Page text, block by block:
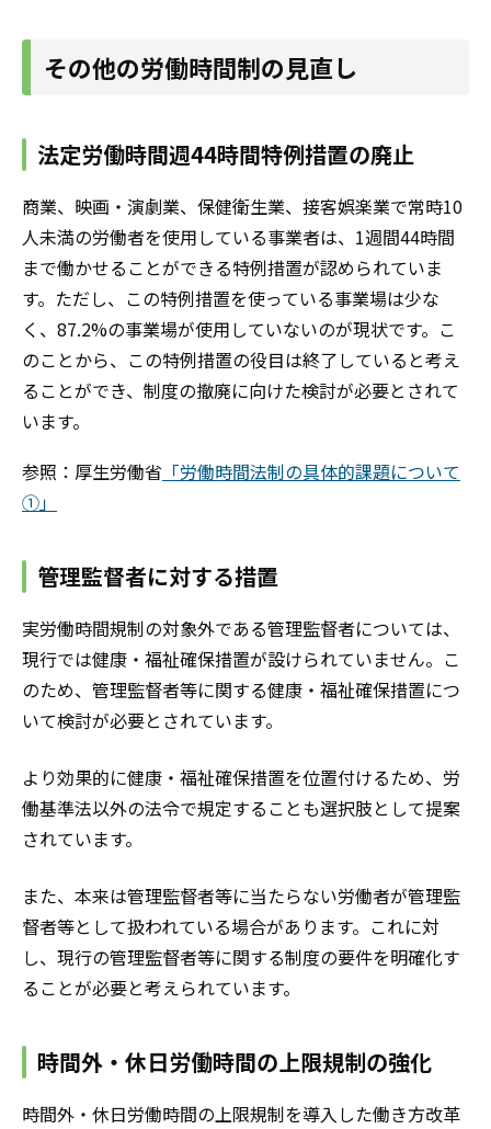
その他の労働時間制の見直し
法定労働時間週44時間特例措置の廃止
商業、映画・演劇業、保健衛生業、接客娯楽業で常時10
人未満の労働者を使用している事業者は、1週間44時間
まで働かせることができる特例措置が認められていま
す。ただし、この特例措置を使っている事業場は少な
く、87.2%の事業場が使用していないのが現状です。こ
のことから、この特例措置の役目は終了していると考え
ることができ、制度の撤廃に向けた検討が必要とされて
います。
参照：厚生労働省 「労働時間法制の具体的課題について
①」
管理監督者に対する措置
実労働時間規制の対象外である管理監督者については、
現行では健康・福祉確保措置が設けられていません。こ
のため、管理監督者等に関する健康・福祉確保措置につ
いて検討が必要とされています。
より効果的に健康・福祉確保措置を位置付けるため、労
働基準法以外の法令で規定することも選択肢として提案
されています。
また、本来は管理監督者等に当たらない労働者が管理監
督者等として扱われている場合があります。これに対
し、現行の管理監督者等に関する制度の要件を明確化す
ることが必要と考えられています。
時間外・休日労働時間の上限規制の強化
時間外・休日労働時間の上限規制を導入した働き方改革